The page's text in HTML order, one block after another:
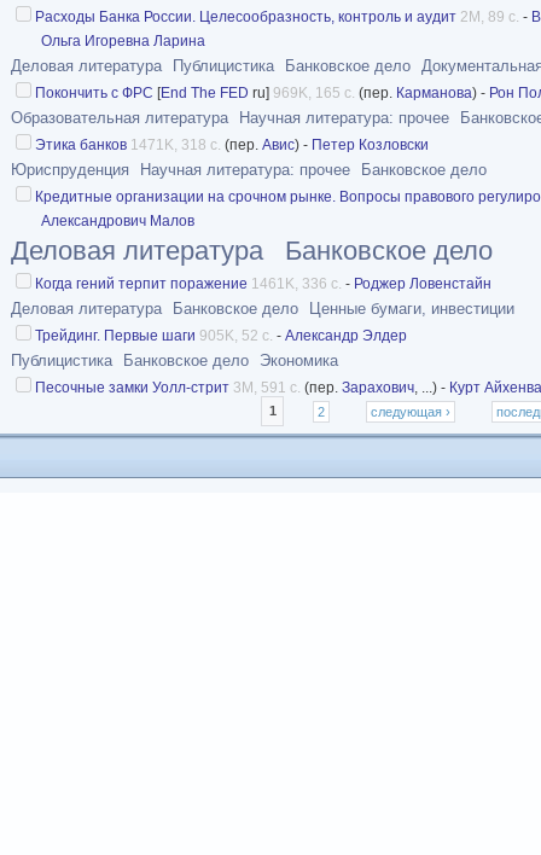
Расходы Банка России. Целесообразность, контроль и аудит 2M, 89 с. -
Ольга Игоревна Ларина
Деловая литература Публицистика Банковское дело
Покончить с ФРС [End The FED ru] 969K, 165 с. (пер. Карманова) - Рон
Образовательная литература Научная литература: прочее
Этика банков 1471K, 318 с. (пер. Авис) - Петер Козловски
Юриспруденция Научная литература: прочее Банковское дело
Кредитные организации на срочном рынке. Вопросы правового
Александрович Малов
Деловая литература Банковское дело
Когда гений терпит поражение 1461K, 336 с. - Роджер Ловенстайн
Деловая литература Банковское дело Ценные бумаги, инвестиции
Трейдинг. Первые шаги 905K, 52 с. - Александр Элдер
Публицистика Банковское дело Экономика
Песочные замки Уолл-стрит 3M, 591 с. (пер. Зарахович, ...) - Курт
1 2 следующая ›